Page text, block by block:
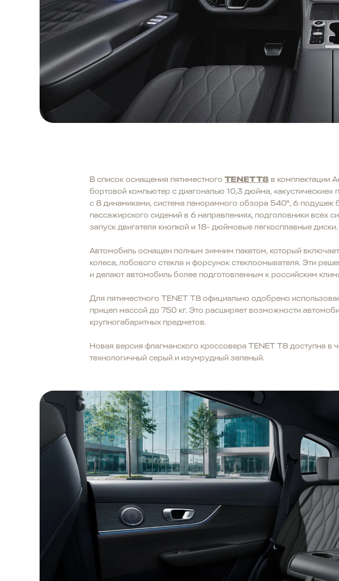
В список оснащения пятиместногоTENET T8 в комплектации
бортовой компьютер с диагональю 10,3 дюйма, «акустические»
с 8 динамиками, система панорамного обзора 540°, 6 подушек
пассажирского сидений в 6 направлениях, подголовники всех
запуск двигателя кнопкой и 18- дюймовые легкосплавные диски.
Автомобиль оснащен полным зимним пакетом, который
колеса, лобового стекла и форсунок стеклоомывателя. Эти
и делают автомобиль более подготовленным к российским
Для пятиместного TENET T8 официально одобрено
прицеп массой до 750 кг. Это расширяет возможности
крупногабаритных предметов.
Новая версия флагманского кроссовера TENET T8 доступна в
технологичный серый и изумрудный зеленый.